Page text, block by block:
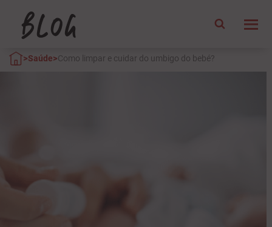
>Saúde>Como limpar e cuidar do umbigo do bebé?